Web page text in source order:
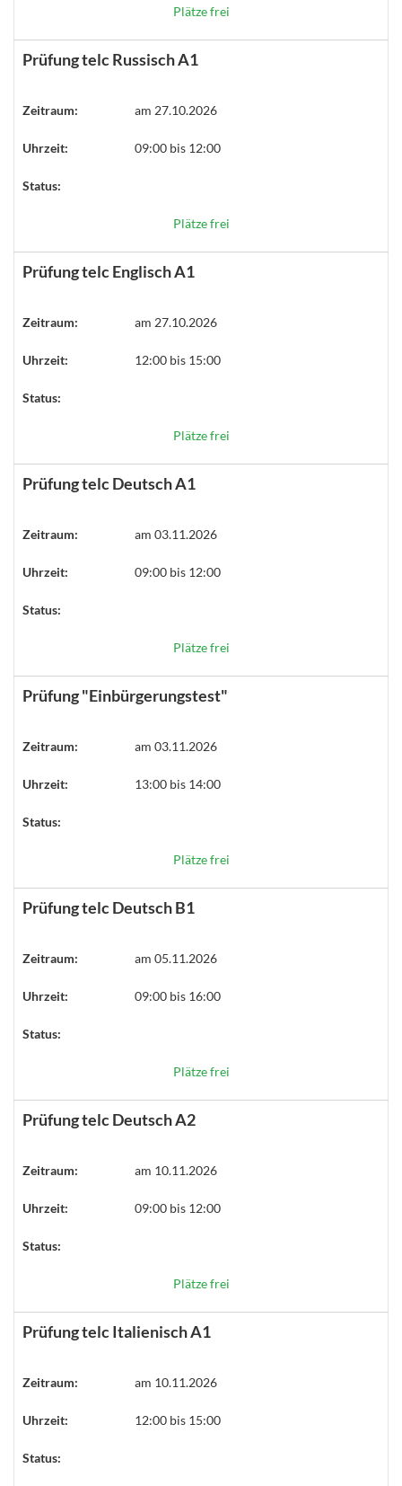
Plätze frei
Prüfung telc Russisch A1
Zeitraum: am 27.10.2026
Uhrzeit: 09:00 bis 12:00
Status:
Plätze frei
Prüfung telc Englisch A1
Zeitraum: am 27.10.2026
Uhrzeit: 12:00 bis 15:00
Status:
Plätze frei
Prüfung telc Deutsch A1
Zeitraum: am 03.11.2026
Uhrzeit: 09:00 bis 12:00
Status:
Plätze frei
Prüfung "Einbürgerungstest"
Zeitraum: am 03.11.2026
Uhrzeit: 13:00 bis 14:00
Status:
Plätze frei
Prüfung telc Deutsch B1
Zeitraum: am 05.11.2026
Uhrzeit: 09:00 bis 16:00
Status:
Plätze frei
Prüfung telc Deutsch A2
Zeitraum: am 10.11.2026
Uhrzeit: 09:00 bis 12:00
Status:
Plätze frei
Prüfung telc Italienisch A1
Zeitraum: am 10.11.2026
Uhrzeit: 12:00 bis 15:00
Status: